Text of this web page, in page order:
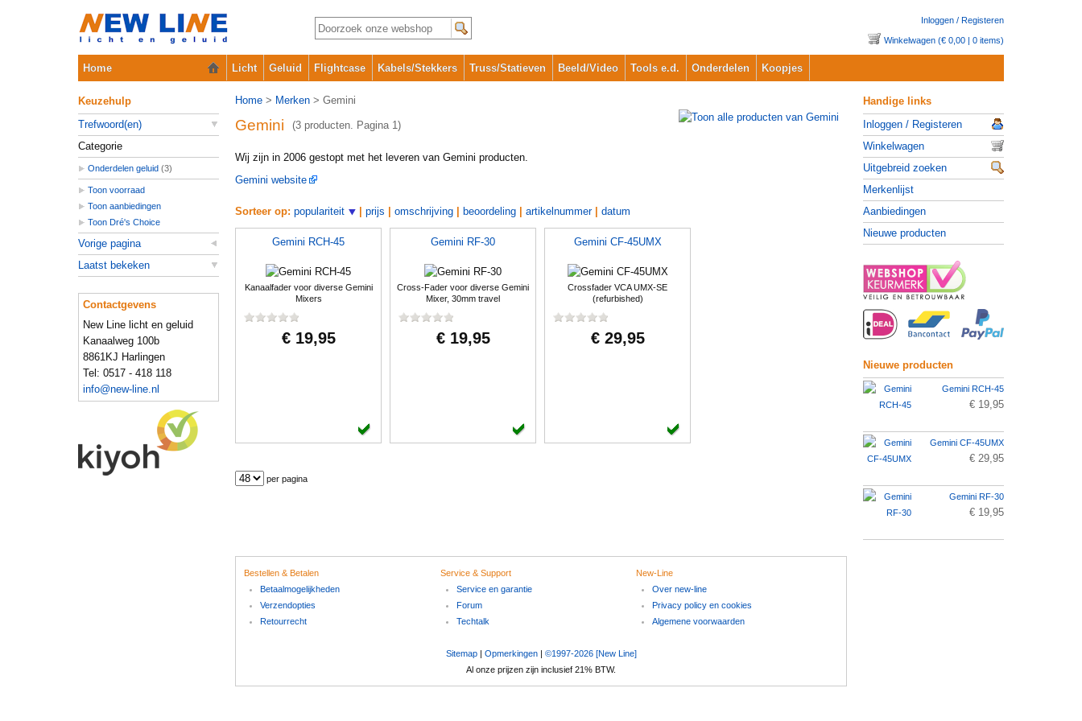
Inloggen / Registeren
Winkelwagen (€ 0,00 | 0 items)
Home Licht Geluid Flightcase Kabels/Stekkers Truss/Statieven Beeld/Video Tools e.d. Onderdelen Koopjes
Home > Merken > Gemini
Gemini (3 producten. Pagina 1)
Wij zijn in 2006 gestopt met het leveren van Gemini producten.
Gemini website
Sorteer op: populariteit prijs omschrijving beoordeling artikelnummer| datum
Gemini RCH-45
Kanaalfader voor diverse Gemini
Mixers
€ 19,95
Gemini RF-30
Cross-Fader voor diverse Gemini
Mixer, 30mm travel
€ 19,95
Gemini CF-45UMX
Crossfader VCA UMX-SE
(refurbished)
€ 29,95
per pagina
Keuzehulp
Trefwoord(en)
Categorie
Onderdelen geluid (3)
Toon voorraad
Toon aanbiedingen
Toon Dré's Choice
Vorige pagina
Laatst bekeken
Contactgevens
New Line licht en geluid
Kanaalweg 100b
8861KJ Harlingen
Tel: 0517 - 418 118
info@new-line.nl
Handige links
Inloggen / Registeren
Winkelwagen
Uitgebreid zoeken
Merkenlijst
Aanbiedingen
Nieuwe producten
Nieuwe producten
Gemini RCH-45
€ 19,95
Gemini CF-45UMX
€ 29,95
Gemini RF-30
€ 19,95
Bestellen & Betalen
Betaalmogelijkheden
Verzendopties
Retourrecht
Service & Support
Service en garantie
Forum
Techtalk
New-Line
Over new-line
Privacy policy en cookies
Algemene voorwaarden
Sitemap| Opmerkingen| ©1997-2026 [New Line]
Al onze prijzen zijn inclusief 21% BTW.